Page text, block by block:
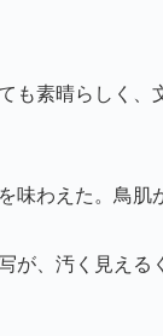
も素晴らしく、
味わえた。鳥肌
が、汚く見える